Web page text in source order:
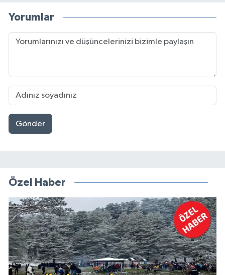
Yorumlar
Gönder
Özel Haber